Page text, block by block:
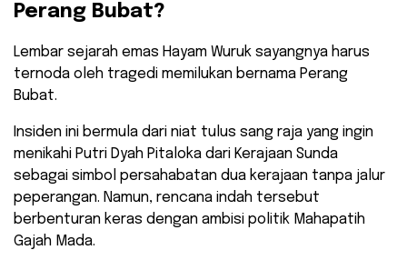
Perang Bubat?
​Lembar sejarah emas Hayam Wuruk sayangnya harus
ternoda oleh tragedi memilukan bernama Perang
Bubat.
Insiden ini bermula dari niat tulus sang raja yang ingin
menikahi Putri Dyah Pitaloka dari Kerajaan Sunda
sebagai simbol persahabatan dua kerajaan tanpa jalur
peperangan. ​Namun, rencana indah tersebut
berbenturan keras dengan ambisi politik Mahapatih
Gajah Mada.